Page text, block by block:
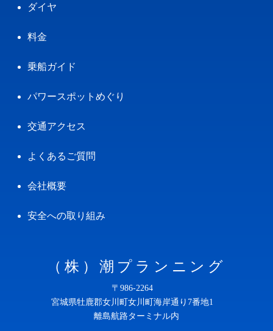
ダイヤ
料金
乗船ガイド
パワースポットめぐり
交通アクセス
よくあるご質問
会社概要
安全への取り組み
（株）潮プランニング
〒986-2264
宮城県牡鹿郡女川町女川町海岸通り7番地1
離島航路ターミナル内